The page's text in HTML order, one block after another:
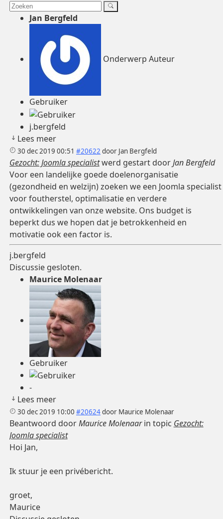
Jan Bergfeld
Onderwerp Auteur
Gebruiker
j.bergfeld
Lees meer
30 dec 2019 00:51 #20622 door Jan Bergfeld
Gezocht: Joomla specialistwerd gestart doorJan Bergfeld
Voor een landelijke goede doelenorganisatie
(gezondheid en welzijn) zoeken we een Joomla specialist
voor foutherstel, optimalisatie en verdere
ontwikkelingen van onze website. Ons budget is
beperkt dus we hopen dat je betrokkenheid en
motivatie ook een factor is.
j.bergfeld
Discussie gesloten.
Maurice Molenaar
Gebruiker
-
Lees meer
30 dec 2019 10:00 #20624door Maurice Molenaar
Beantwoord doorMaurice Molenaarin topic Gezocht:
Joomla specialist
Hoi Jan,
Ik stuur je een privébericht.
groet,
Maurice